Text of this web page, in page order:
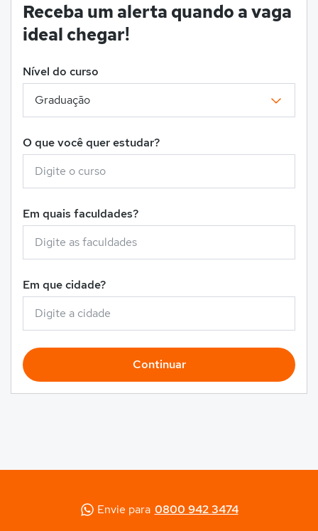
Receba um alerta quando a vaga
ideal chegar!
Nível do curso
O que você quer estudar?
Em quais faculdades?
Em que cidade?
Continuar
Envie para 0800 942 3474